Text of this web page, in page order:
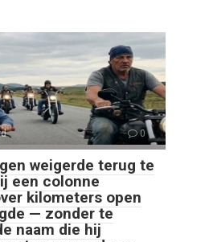
0
weigerde terug te
een colonne
kilometers open
— zonder te
naam die hij